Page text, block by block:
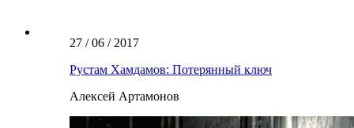
27 / 06 / 2017
Рустам Хамдамов: Потерянный ключ
Алексей Артамонов